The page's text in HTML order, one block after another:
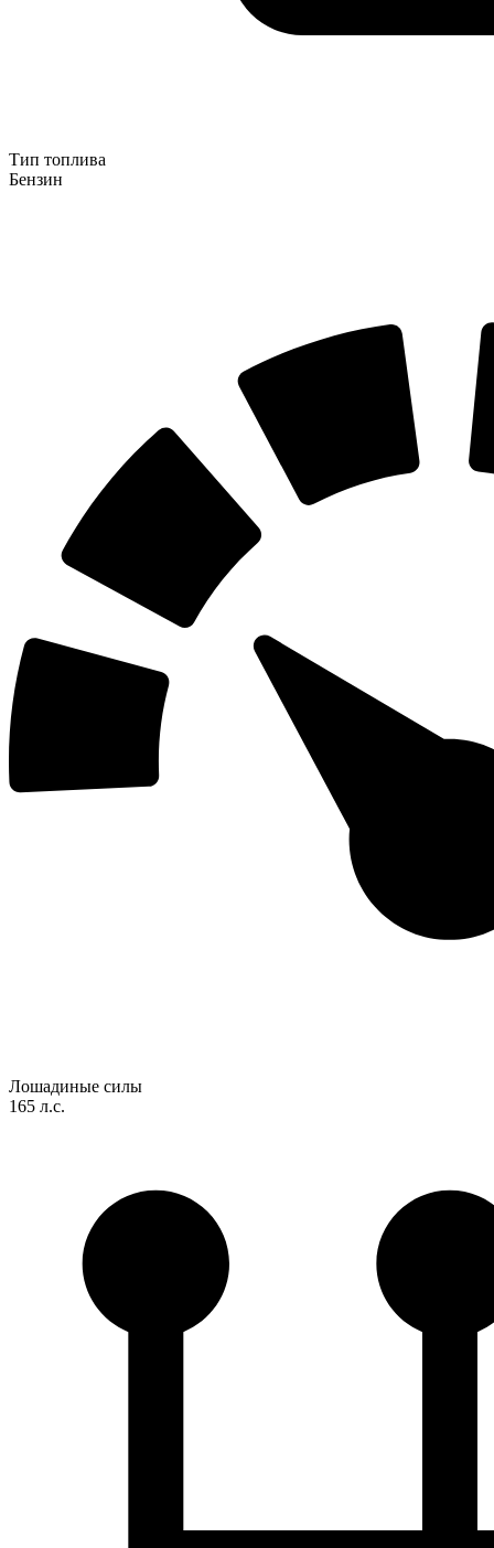
Тип топлива
Бензин
Лошадиные силы
165 л.с.